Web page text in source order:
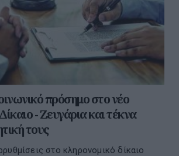
πρόσημο στο νέο
- Ζευγάρια και τέκνα
τους
στο κληρονομικό δίκαιο